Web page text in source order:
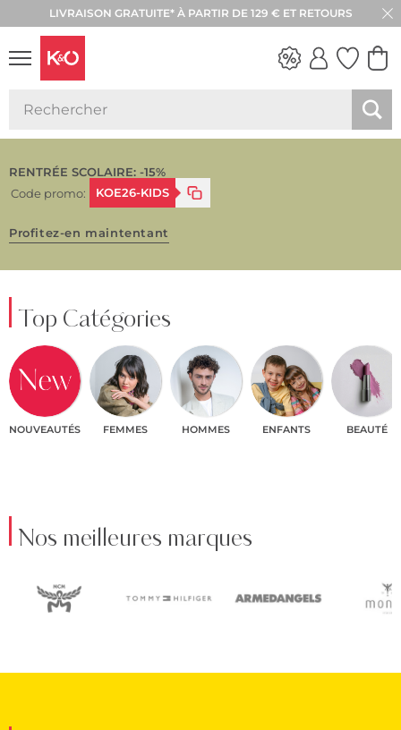
LIVRAISON GRATUITE* À PARTIR DE 129 € ET RETOURS
RENTRÉE SCOLAIRE: -15%
Code promo:
KOE26-KIDS
Profitez-en maintentant
Top Catégories
NOUVEAUTÉS FEMMES HOMMES ENFANTS BEAUTÉ
Nos meilleures marques